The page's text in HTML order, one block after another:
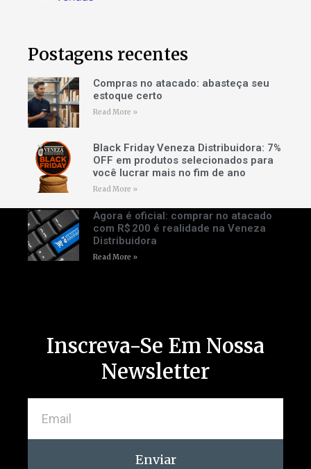
Postagens recentes
Compras no atacado: abasteça seu
estoque certo
Read More »
Black Friday Veneza Distribuidora: 7%
OFF em produtos selecionados para
você lucrar mais no fim de ano
Read More »
Agora é oficial: comprar no atacado
com R$ 200 é realidade na Veneza
Distribuidora
Read More »
Inscreva-Se Em Nossa
Newsletter
Enviar